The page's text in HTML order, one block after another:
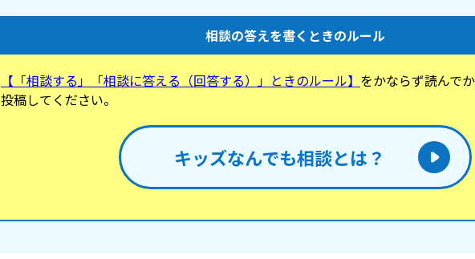
相談の答えを書くときのルール
【「相談する」「相談に答える（回答する）」ときのルール】 をかならず読んで
投稿してください。
キッズなんでも相談とは？